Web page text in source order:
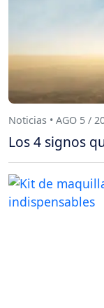
Noticias • AGO 5 /
Los 4 signos